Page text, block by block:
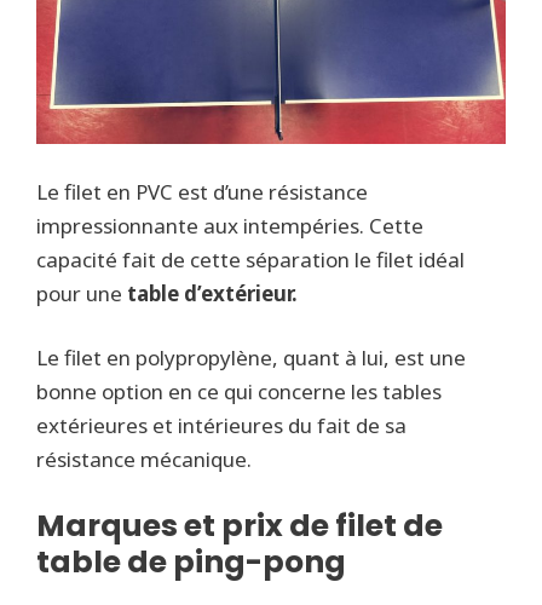
Le filet en PVC est d’une résistance
impressionnante aux intempéries. Cette
capacité fait de cette séparation le filet idéal
pour une table d’extérieur.
Le filet en polypropylène, quant à lui, est une
bonne option en ce qui concerne les tables
extérieures et intérieures du fait de sa
résistance mécanique.
Marques et prix de filet de
table de ping-pong